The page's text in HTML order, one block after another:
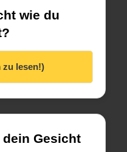
wie du
zu lesen!)
Gesicht